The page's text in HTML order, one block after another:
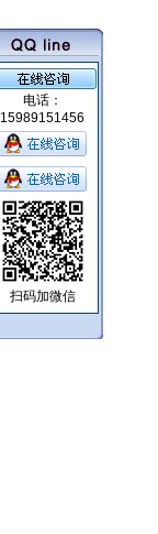
电话：
15989151456
扫码加微信